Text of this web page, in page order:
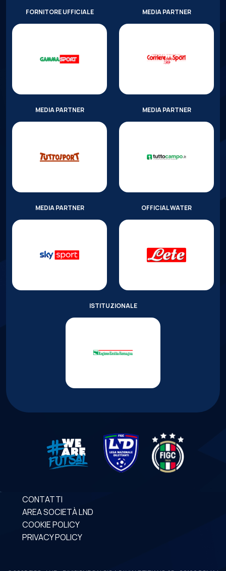
FORNITORE UFFICIALE MEDIA PARTNER
MEDIA PARTNER MEDIA PARTNER
MEDIA PARTNER OFFICIAL WATER
ISTITUZIONALE
CONTATTI
AREA SOCIETÀ LND
COOKIE POLICY
PRIVACY POLICY